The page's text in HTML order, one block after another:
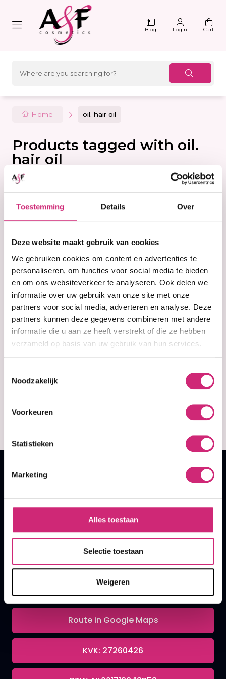
Toestemming Details Over
Deze website maakt gebruik van cookies
We gebruiken cookies om content en advertenties te
personaliseren, om functies voor social media te bieden
en om ons websiteverkeer te analyseren. Ook delen we
informatie over uw gebruik van onze site met onze
partners voor social media, adverteren en analyse. Deze
partners kunnen deze gegevens combineren met andere
informatie die u aan ze heeft verstrekt of die ze hebben
verzameld op basis van uw gebruik van hun services.
Noodzakelijk
Voorkeuren
Statistieken
Marketing
Alles toestaan
Selectie toestaan
Weigeren
Blog Login Cart
Home oil. hair oil
Products tagged with oil.
hair oil
Filter Sorteer
In stock
Jamaican Mango
Dark 8 oz
€10,99
A&F Cosmetics
Contact
info@afcosmetics.nl
Route in Google Maps
KVK: 27260426